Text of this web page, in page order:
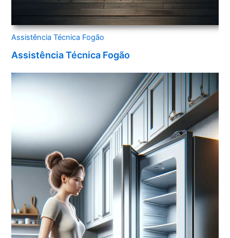
Assistência Técnica Fogão
Assistência Técnica Fogão